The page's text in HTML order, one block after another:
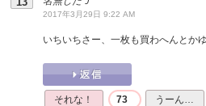
2017年3月29日 9:22 AM
いちいちさー、一枚も買わへんとか
それな！ 73 うーん…